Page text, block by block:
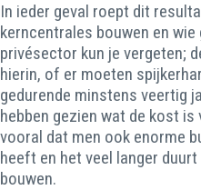
In ieder geval roept dit
kerncentrales bouwen en
privésector kun je vergeten;
hierin, of er moeten
gedurende minstens veertig
hebben gezien wat de kost is
vooral dat men ook enorme
heeft en het veel langer
bouwen.